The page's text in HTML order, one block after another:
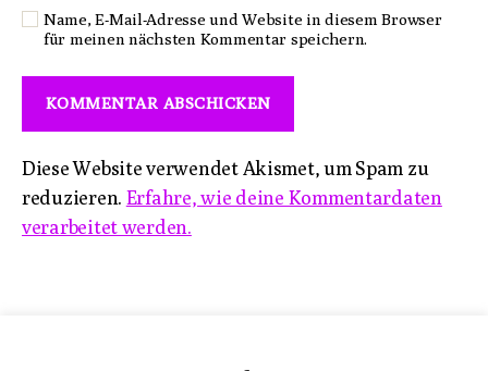
Name, E-Mail-Adresse und Website in diesem Browser
für meinen nächsten Kommentar speichern.
Diese Website verwendet Akismet, um Spam zu
reduzieren. Erfahre, wie deine Kommentardaten
verarbeitet werden.